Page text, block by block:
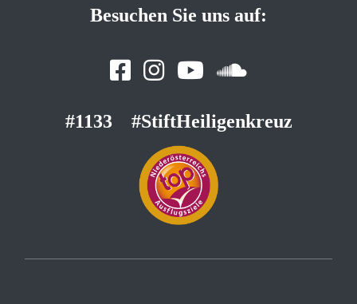
Besuchen Sie uns auf:
#1133 #StiftHeiligenkreuz